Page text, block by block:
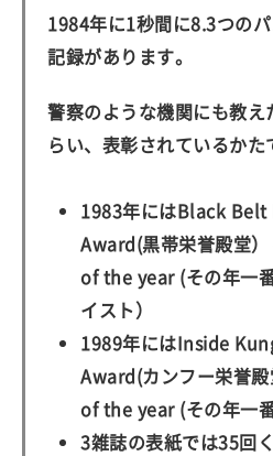
1984年に1秒間に8.3つの
記録があります。
警察のような機関にも教
らい、表彰されているかた
1983年にはBlack
Award(黒帯栄誉殿堂
of the year (その年一
イスト）
1989年にはInside
Award(カンフー栄誉
of the year (その年一番
3雑誌の表紙では35回